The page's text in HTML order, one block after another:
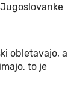
obletavajo, a
to je